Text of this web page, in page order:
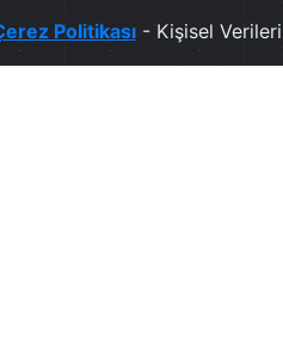
Politikası- Kişisel Verileri